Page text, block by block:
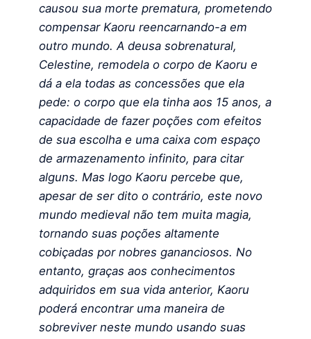
causou sua morte prematura, prometendo
compensar Kaoru reencarnando-a em
outro mundo. A deusa sobrenatural,
Celestine, remodela o corpo de Kaoru e
dá a ela todas as concessões que ela
pede: o corpo que ela tinha aos 15 anos, a
capacidade de fazer poções com efeitos
de sua escolha e uma caixa com espaço
de armazenamento infinito, para citar
alguns. Mas logo Kaoru percebe que,
apesar de ser dito o contrário, este novo
mundo medieval não tem muita magia,
tornando suas poções altamente
cobiçadas por nobres gananciosos. No
entanto, graças aos conhecimentos
adquiridos em sua vida anterior, Kaoru
poderá encontrar uma maneira de
sobreviver neste mundo usando suas